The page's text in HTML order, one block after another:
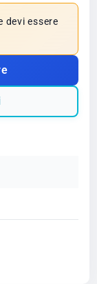
devi essere